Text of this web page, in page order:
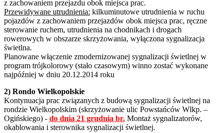
z zachowaniem przejazdu obok miejsca prac.
Przewidywane utrudnienia: kilkuminutowe utrudnienia w ruchu
pojazdów z zachowaniem przejazdów obok miejsca prac, ręczne
sterowanie ruchem, utrudnienia na chodnikach i drogach
rowerowych w obszarze skrzyżowania, wyłączona sygnalizacja
świetlna.
Planowane włączenie zmodernizowanej sygnalizacji świetlnej w
program trójkolorowy (stało czasowym) winno zostać wykonane
najpóźniej w dniu 20.12.2014 roku
2) Rondo Wielkopolskie
Kontynuacja prac związanych z budową sygnalizacji świetlnej na
rondzie Wielkopolskim (skrzyżowanie ulic Powstańców Wlkp. –
Ogińskiego) - do dnia 21 grudnia br. Montaż sygnalizatorów,
okablowania i sterownika sygnalizacji świetlnej.